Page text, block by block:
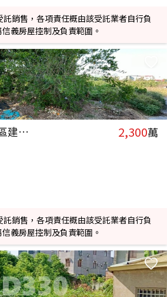
銷售，各項責任概由該受託業者自行負
義房屋控制及負責範圍。
後壁區市中心蛋黃區建地B 2,300萬
銷售，各項責任概由該受託業者自行負
義房屋控制及負責範圍。